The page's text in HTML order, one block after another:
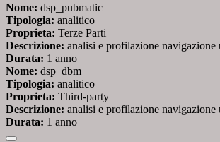
Nome: dsp_pubmatic
Tipologia: analitico
Proprieta: Terze Parti
Descrizione: analisi e profilazione navigazione
Durata: 1 anno
Nome: dsp_dbm
Tipologia: analitico
Proprieta: Third-party
Descrizione: analisi e profilazione navigazione
Durata: 1 anno